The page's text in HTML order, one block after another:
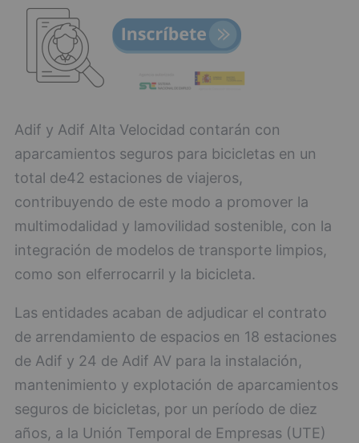
Adif y Adif Alta Velocidad contarán con
aparcamientos seguros para bicicletas en un
total de42 estaciones de viajeros,
contribuyendo de este modo a promover la
multimodalidad y lamovilidad sostenible, con la
integración de modelos de transporte limpios,
como son elferrocarril y la bicicleta.
Las entidades acaban de adjudicar el contrato
de arrendamiento de espacios en 18 estaciones
de Adif y 24 de Adif AV para la instalación,
mantenimiento y explotación de aparcamientos
seguros de bicicletas, por un período de diez
años, a la Unión Temporal de Empresas (UTE)